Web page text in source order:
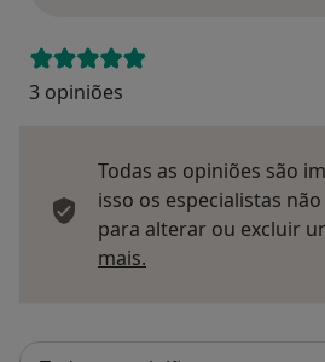
3 opiniões
Todas as opiniões são
isso os especialistas
para alterar ou excluir
mais.